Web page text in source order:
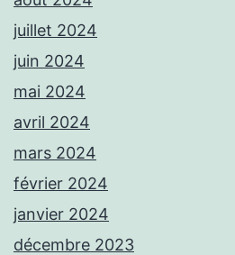
juillet 2024
juin 2024
mai 2024
avril 2024
mars 2024
février 2024
janvier 2024
décembre 2023